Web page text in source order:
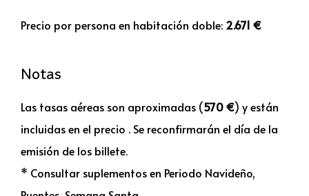
Precio por persona en habitación doble: 2.671 €
Notas
Las tasas aéreas son aproximadas (570 €) y están
incluidas en el precio . Se reconfirmarán el día de la
emisión de los billete.
* Consultar suplementos en Periodo Navideño,